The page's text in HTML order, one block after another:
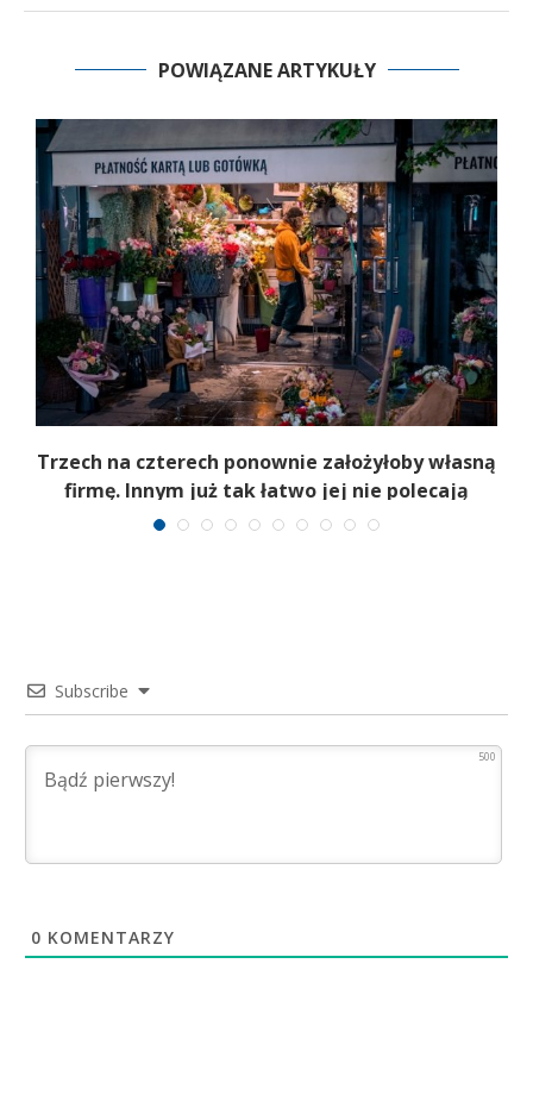
POWIĄZANE ARTYKUŁY
Trzech na czterech ponownie założyłoby własną
firmę. Innym już tak łatwo jej nie polecają
Subscribe
500
0 KOMENTARZY